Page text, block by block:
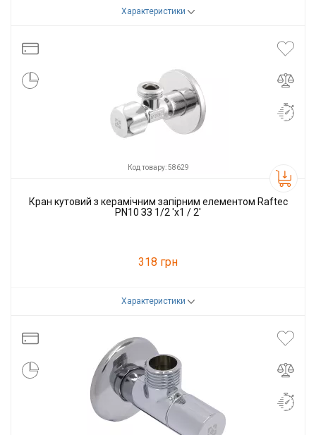
Характеристики
Код товару: 58629
Кран кутовий з керамічним запірним елементом Raftec
PN10 ЗЗ 1/2 'x1 / 2'
318 грн
Характеристики